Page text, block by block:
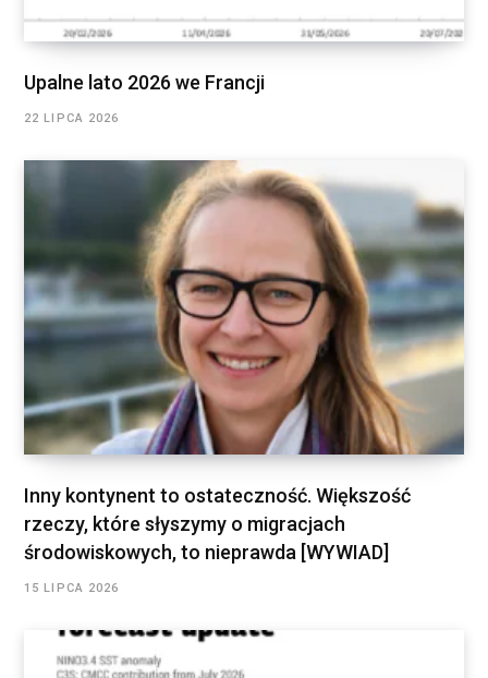
Upalne lato 2026 we Francji
22 LIPCA 2026
Inny kontynent to ostateczność. Większość
rzeczy, które słyszymy o migracjach
środowiskowych, to nieprawda [WYWIAD]
15 LIPCA 2026